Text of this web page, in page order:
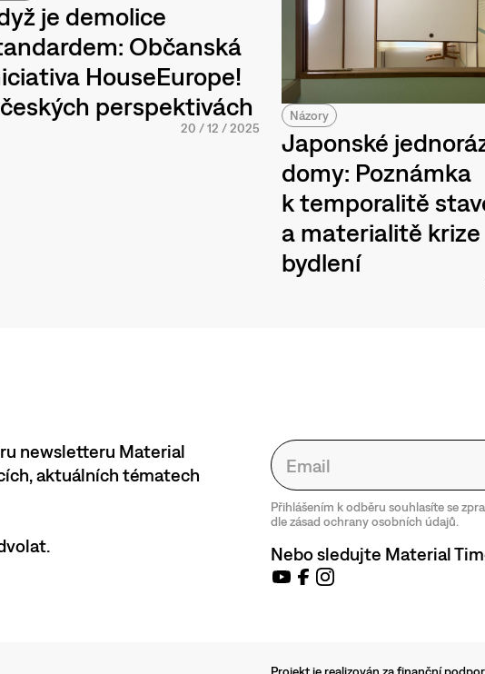
je demolice
Občanská
HouseEurope!
perspektivách
20 /12 /2025
Názory
Japonské
domy: Poznámka
k temporalitě
a materialitě krize
bydlení
newsletteru Material
aktuálních tématech
Přihlášením k odběru souhlasíte se
dle zásad ochrany osobních údajů.
Nebo sledujte Material